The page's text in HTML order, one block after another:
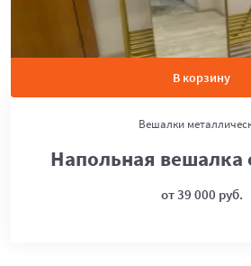
В корзину
Вешалки
Напольная вешалка
от 39 000 руб.